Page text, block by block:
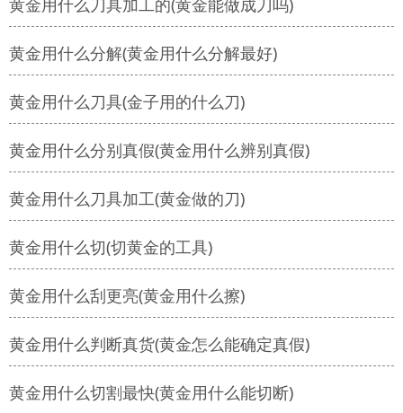
黄金用什么刀具加工的(黄金能做成刀吗)
黄金用什么分解(黄金用什么分解最好)
黄金用什么刀具(金子用的什么刀)
黄金用什么分别真假(黄金用什么辨别真假)
黄金用什么刀具加工(黄金做的刀)
黄金用什么切(切黄金的工具)
黄金用什么刮更亮(黄金用什么擦)
黄金用什么判断真货(黄金怎么能确定真假)
黄金用什么切割最快(黄金用什么能切断)